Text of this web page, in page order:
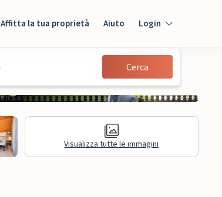
Affitta la tua proprietà Aiuto Login
Ospiti
Cerca
Visualizza tutte le immagini